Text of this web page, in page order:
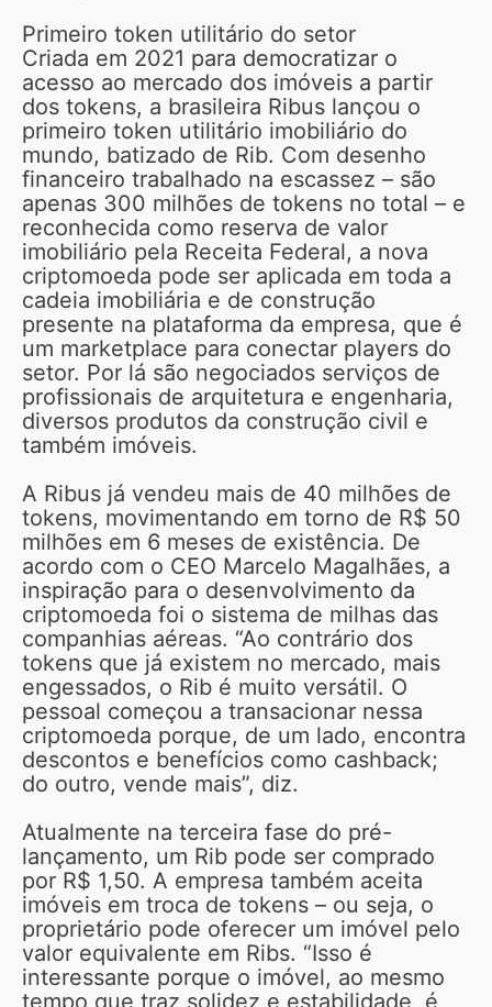
Primeiro token utilitário do setor
Criada em 2021 para democratizar o
acesso ao mercado dos imóveis a partir
dos tokens, a brasileira Ribus lançou o
primeiro token utilitário imobiliário do
mundo, batizado de Rib. Com desenho
financeiro trabalhado na escassez – são
apenas 300 milhões de tokens no total – e
reconhecida como reserva de valor
imobiliário pela Receita Federal, a nova
criptomoeda pode ser aplicada em toda a
cadeia imobiliária e de construção
presente na plataforma da empresa, que é
um marketplace para conectar players do
setor. Por lá são negociados serviços de
profissionais de arquitetura e engenharia,
diversos produtos da construção civil e
também imóveis.
A Ribus já vendeu mais de 40 milhões de
tokens, movimentando em torno de R$ 50
milhões em 6 meses de existência. De
acordo com o CEO Marcelo Magalhães, a
inspiração para o desenvolvimento da
criptomoeda foi o sistema de milhas das
companhias aéreas. “Ao contrário dos
tokens que já existem no mercado, mais
engessados, o Rib é muito versátil. O
pessoal começou a transacionar nessa
criptomoeda porque, de um lado, encontra
descontos e benefícios como cashback;
do outro, vende mais”, diz.
Atualmente na terceira fase do pré-
lançamento, um Rib pode ser comprado
por R$ 1,50. A empresa também aceita
imóveis em troca de tokens – ou seja, o
proprietário pode oferecer um imóvel pelo
valor equivalente em Ribs. “Isso é
interessante porque o imóvel, ao mesmo
tempo que traz solidez e estabilidade, é